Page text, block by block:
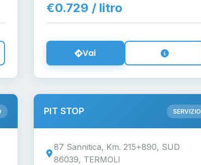
€0.729 / litro
Vai
PIT STOP SERVIZIO
87 Sannitica, Km. 215+890, SUD
86039, TERMOLI